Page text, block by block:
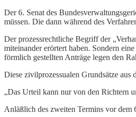
Der 6. Senat des
müssen. Die dann während des
Der prozessrechtliche Begriff der
miteinander erörtert haben. Sondern
förmlich gestellten Anträge legen den
Diese zivilprozessualen Grundsätze
„Das Urteil kann nur von den Richtern
Anläßlich des zweiten Termins vor dem